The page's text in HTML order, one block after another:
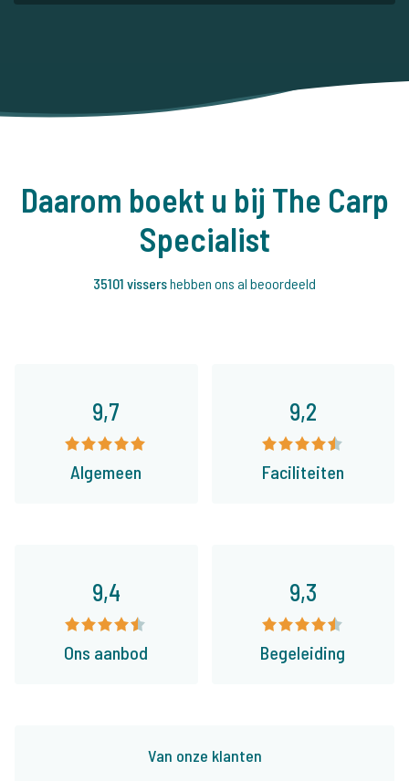
Daarom boekt u bij The Carp
Specialist
35101 vissershebben ons al beoordeeld
9,7
Algemeen
9,2
Faciliteiten
Van onze klanten
9,4
Ons aanbod
9,3
Begeleiding